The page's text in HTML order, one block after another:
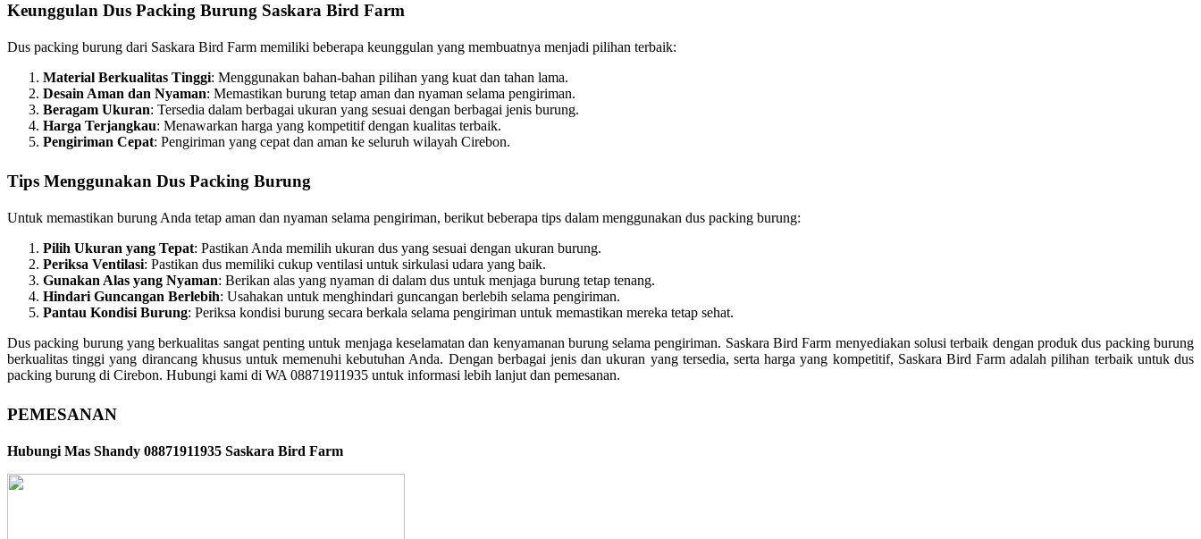
Keunggulan Dus Packing Burung Saskara Bird Farm
Dus packing burung dari Saskara Bird Farm memiliki beberapa keunggulan yang membuatnya menjadi pilihan terbaik:
Material Berkualitas Tinggi: Menggunakan bahan-bahan pilihan yang kuat dan tahan lama.
Desain Aman dan Nyaman: Memastikan burung tetap aman dan nyaman selama pengiriman.
Beragam Ukuran: Tersedia dalam berbagai ukuran yang sesuai dengan berbagai jenis burung.
Harga Terjangkau: Menawarkan harga yang kompetitif dengan kualitas terbaik.
Pengiriman Cepat: Pengiriman yang cepat dan aman ke seluruh wilayah Cirebon.
Tips Menggunakan Dus Packing Burung
Untuk memastikan burung Anda tetap aman dan nyaman selama pengiriman, berikut beberapa tips dalam menggunakan dus packing burung:
Pilih Ukuran yang Tepat: Pastikan Anda memilih ukuran dus yang sesuai dengan ukuran burung.
Periksa Ventilasi: Pastikan dus memiliki cukup ventilasi untuk sirkulasi udara yang baik.
Gunakan Alas yang Nyaman: Berikan alas yang nyaman di dalam dus untuk menjaga burung tetap tenang.
Hindari Guncangan Berlebih: Usahakan untuk menghindari guncangan berlebih selama pengiriman.
Pantau Kondisi Burung: Periksa kondisi burung secara berkala selama pengiriman untuk memastikan mereka tetap sehat.
Dus packing burung yang berkualitas sangat penting untuk menjaga keselamatan dan kenyamanan burung selama pengiriman. Saskara Bird Farm menyediakan solusi terbaik dengan produk dus packing burung
berkualitas tinggi yang dirancang khusus untuk memenuhi kebutuhan Anda. Dengan berbagai jenis dan ukuran yang tersedia, serta harga yang kompetitif, Saskara Bird Farm adalah pilihan terbaik untuk dus
packing burung di Cirebon. Hubungi kami di WA 08871911935 untuk informasi lebih lanjut dan pemesanan.
PEMESANAN
Hubungi Mas Shandy 08871911935 Saskara Bird Farm